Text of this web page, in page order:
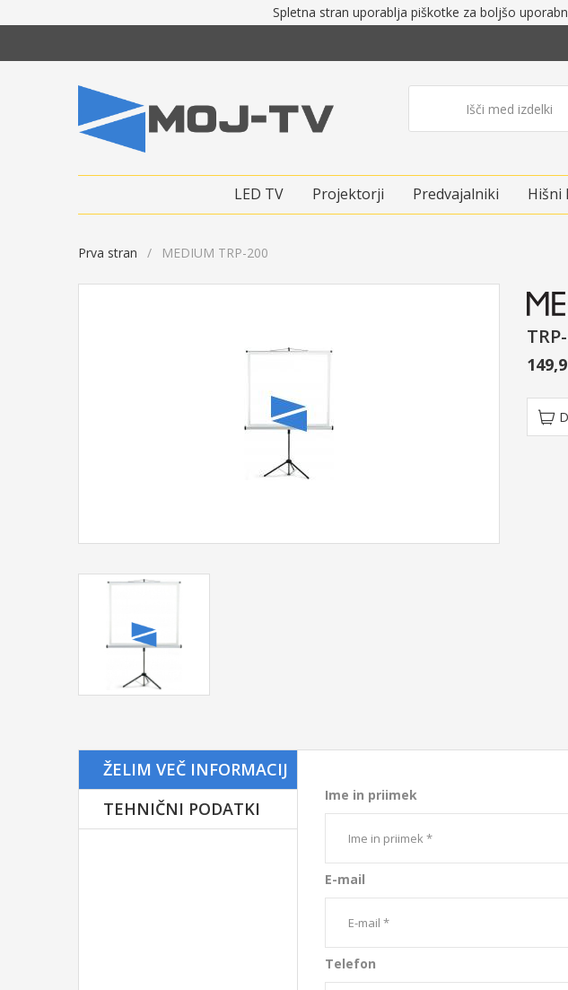
Spletna stran uporablja piškotke za boljšo
LED TV Projektorji Predvajalniki Hišni
Prva stran MEDIUM TRP-200
ŽELIM VEČ INFORMACIJ
TEHNIČNI PODATKI
Ime in priimek
E-mail
Telefon
Dimenzije 200 x 200 cm
Posebnosti prenosno